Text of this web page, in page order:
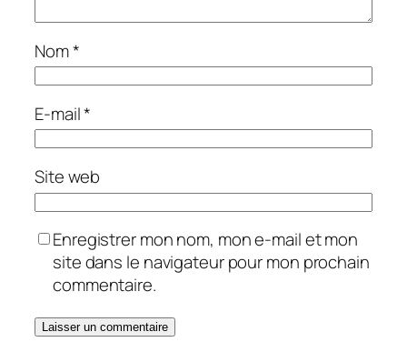
Nom*
E-mail*
Site web
Enregistrer mon nom, mon e-mail et mon
site dans le navigateur pour mon prochain
commentaire.